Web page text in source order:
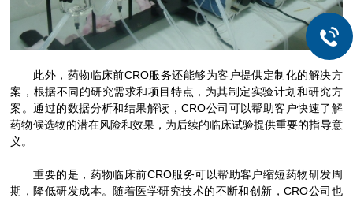
此外，药物临床前CRO服务还能够为客户提供定制化的解决方
案，根据不同的研究需求和项目特点，为其制定实验计划和研究方
案。通过的数据分析和结果解读，CRO公司可以帮助客户快速了解
药物候选物的潜在风险和效果，为后续的临床试验提供重要的指导意
义。
重要的是，药物临床前CRO服务可以帮助客户缩短药物研发周
期，降低研发成本。随着医学研究技术的不断和创新，CRO公司也